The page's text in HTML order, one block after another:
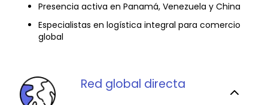
Presencia activa en Panamá, Venezuela y China
Especialistas en logística integral para comercio
global
Red global directa